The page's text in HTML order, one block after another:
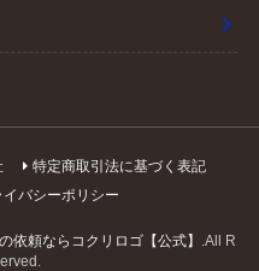
特定商取引法に基づく表記
イバシーポリシー
依頼ならコクリロゴ【公式】
.All R